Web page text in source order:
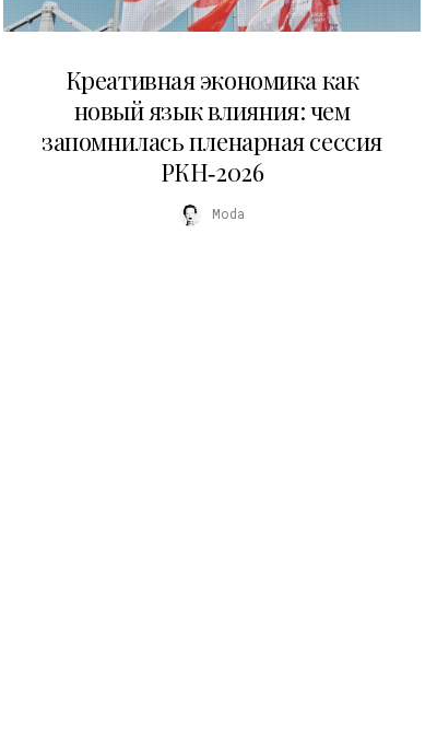
Креативная экономика как
новый язык влияния: чем
запомнилась пленарная сессия
РКН‑2026
Moda